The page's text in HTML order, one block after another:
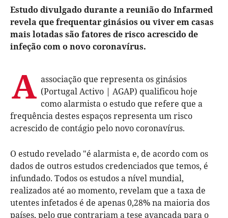
Estudo divulgado durante a reunião do Infarmed
revela que frequentar ginásios ou viver em casas
mais lotadas são fatores de risco acrescido de
infeção com o novo coronavírus.
A associação que representa os ginásios
(Portugal Activo | AGAP) qualificou hoje
como alarmista o estudo que refere que a
frequência destes espaços representa um risco
acrescido de contágio pelo novo coronavírus.
O estudo revelado "é alarmista e, de acordo com os
dados de outros estudos credenciados que temos, é
infundado. Todos os estudos a nível mundial,
realizados até ao momento, revelam que a taxa de
utentes infetados é de apenas 0,28% na maioria dos
países, pelo que contrariam a tese avançada para o